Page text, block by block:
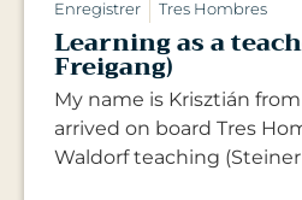
Enregistrer
Tres Hombres
Learning as a
Freigang)
My name is Krisztián
arrived on board Tres
Waldorf teaching (Steiner